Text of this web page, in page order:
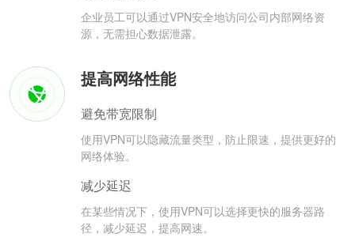
企业员工可以通过VPN安全地访问公司内部网络资
源，无需担心数据泄露。
提高网络性能
避免带宽限制
使用VPN可以隐藏流量类型，防止限速，提供更好的
网络体验。
减少延迟
在某些情况下，使用VPN可以选择更快的服务器路
径，减少延迟，提高网速。